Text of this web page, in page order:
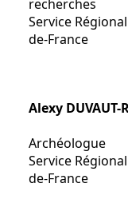
recherches
Service
de-France
Alexy DUVAUT-
Archéologue
Service
de-France